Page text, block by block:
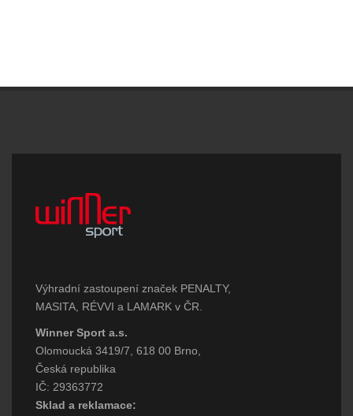
Výhradní zastoupení značek PENALTY,
MASITA, RÉVVI a LAMARK v ČR.
Winner Sport a.s.
Olomoucká 3419/7, 618 00 Brno,
Česká republika
IČ: 29363772
Sklad a reklamace: